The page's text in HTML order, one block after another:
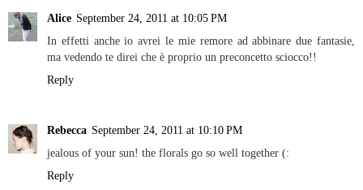
Alice September 24, 2011 at 10:05 PM
In effetti anche io avrei le mie remore ad abbinare due fantasie,
ma vedendo te direi che è proprio un preconcetto sciocco!!
Reply
Rebecca September 24, 2011 at 10:10 PM
jealous of your sun! the florals go so well together (:
Reply